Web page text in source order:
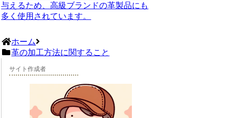
与えるため、高級ブランドの革製品にも
多く使用されています。
ホーム
革の加工方法に関すること
サイト作成者